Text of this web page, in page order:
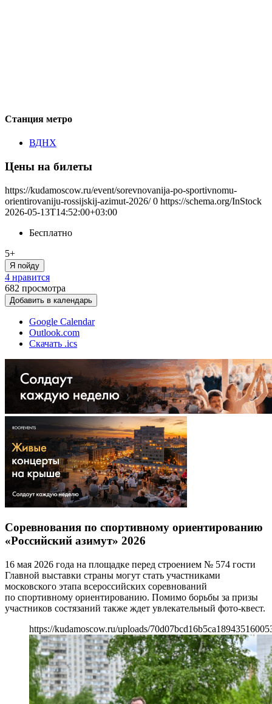
Станция метро
ВДНХ
Цены на билеты
https://kudamoscow.ru/event/sorevnovanija-po-sportivnomu-
orientirovaniju-rossijskij-azimut-2026/ 0 https://schema.org/InStock
2026-05-13T14:52:00+03:00
Бесплатно
5+
Я пойду
4 нравится
682 просмотра
Добавить в календарь
Google Calendar
Outlook.com
Скачать .ics
Соревнования по спортивному ориентированию
«Российский азимут» 2026
16 мая 2026 года на площадке перед строением № 574 гости
Главной выставки страны могут стать участниками
московского этапа всероссийских соревнований
по спортивному ориентированию. Помимо борьбы за призы
участников состязаний также ждет увлекательный фото-квест.
https://kudamoscow.ru/uploads/